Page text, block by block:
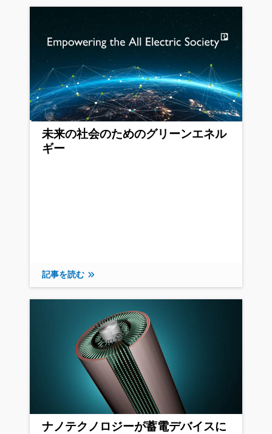
未来の社会のためのグリーンエネル
ギー
記事を読む
ナノテクノロジーが蓄電デバイスに